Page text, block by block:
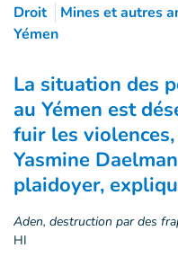
Droit
Mines et autres
Yémen
La situation des
au Yémen est
fuir les
Yasmine
plaidoyer,
Aden, destruction par des
HI